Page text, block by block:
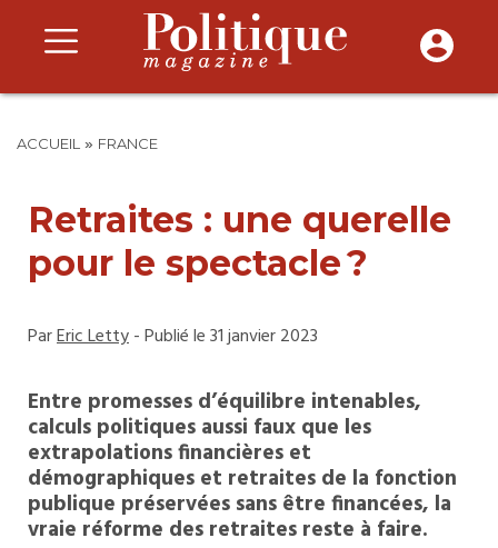
ACCUEIL » FRANCE
Retraites : une querelle
pour le spectacle ?
ParEric Letty- Publié le 31 janvier 2023
Entre promesses d’équilibre intenables,
calculs politiques aussi faux que les
extrapolations financières et
démographiques et retraites de la fonction
publique préservées sans être financées, la
vraie réforme des retraites reste à faire.